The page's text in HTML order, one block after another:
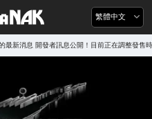
繁體中文
最新消息 開發者訊息公開！目前正在調整發售